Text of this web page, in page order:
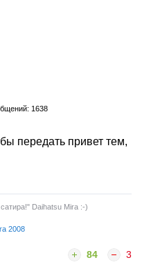
1638
передать привет тем,
Daihatsu Mira :-)
2008
84 3